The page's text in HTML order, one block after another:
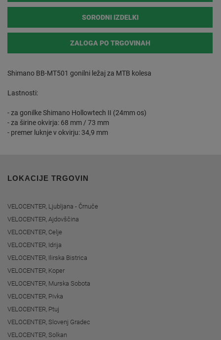
SORODNI IZDELKI
ZALOGA PO TRGOVINAH
Shimano BB-MT501 gonilni ležaj za MTB kolesa
Lastnosti:
- za gonilke Shimano Hollowtech II (24mm os)
- za širine okvirja: 68 mm / 73 mm
- premer luknje v okvirju: 34,9 mm
LOKACIJE TRGOVIN
VELOCENTER, Ljubljana - Črnuče
VELOCENTER, Ajdovščina
VELOCENTER, Celje
VELOCENTER, Idrija
VELOCENTER, Ilirska Bistrica
VELOCENTER, Koper
VELOCENTER, Murska Sobota
VELOCENTER, Pivka
VELOCENTER, Ptuj
VELOCENTER, Slovenj Gradec
VELOCENTER, Solkan